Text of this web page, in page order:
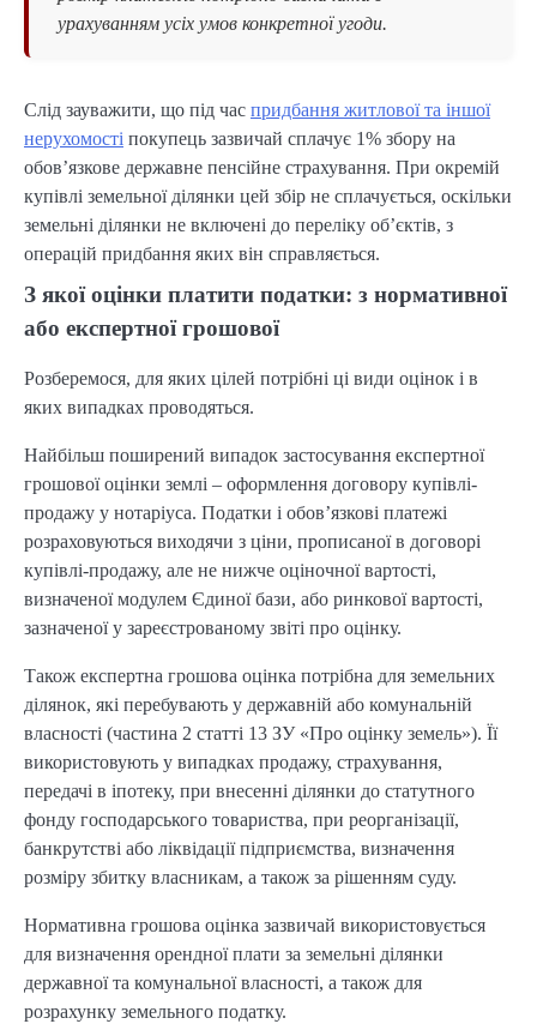
урахуванням усіх умов конкретної угоди.
Слід зауважити, що під час придбання житлової та іншої
нерухомості покупець зазвичай сплачує 1% збору на
обов’язкове державне пенсійне страхування. При окремій
купівлі земельної ділянки цей збір не сплачується, оскільки
земельні ділянки не включені до переліку об’єктів, з
операцій придбання яких він справляється.
З якої оцінки платити податки: з нормативної
або експертної грошової
Розберемося, для яких цілей потрібні ці види оцінок і в
яких випадках проводяться.
Найбільш поширений випадок застосування експертної
грошової оцінки землі – оформлення договору купівлі-
продажу у нотаріуса. Податки і обов’язкові платежі
розраховуються виходячи з ціни, прописаної в договорі
купівлі-продажу, але не нижче оціночної вартості,
визначеної модулем Єдиної бази, або ринкової вартості,
зазначеної у зареєстрованому звіті про оцінку.
Також експертна грошова оцінка потрібна для земельних
ділянок, які перебувають у державній або комунальній
власності (частина 2 статті 13 ЗУ «Про оцінку земель»). Її
використовують у випадках продажу, страхування,
передачі в іпотеку, при внесенні ділянки до статутного
фонду господарського товариства, при реорганізації,
банкрутстві або ліквідації підприємства, визначення
розміру збитку власникам, а також за рішенням суду.
Нормативна грошова оцінка зазвичай використовується
для визначення орендної плати за земельні ділянки
державної та комунальної власності, а також для
розрахунку земельного податку.